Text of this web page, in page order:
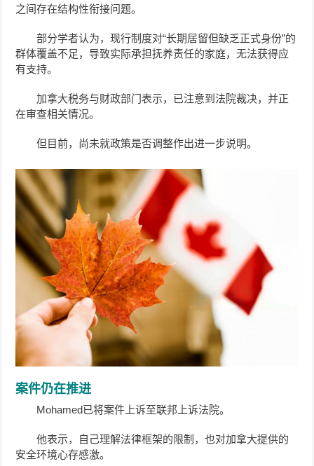
之间存在结构性衔接问题。
部分学者认为，现行制度对“长期居留但缺乏正式身份”的
群体覆盖不足，导致实际承担抚养责任的家庭，无法获得应
有支持。
加拿大税务与财政部门表示，已注意到法院裁决，并正
在审查相关情况。
但目前，尚未就政策是否调整作出进一步说明。
案件仍在推进
Mohamed已将案件上诉至联邦上诉法院。
他表示，自己理解法律框架的限制，也对加拿大提供的
安全环境心存感激。